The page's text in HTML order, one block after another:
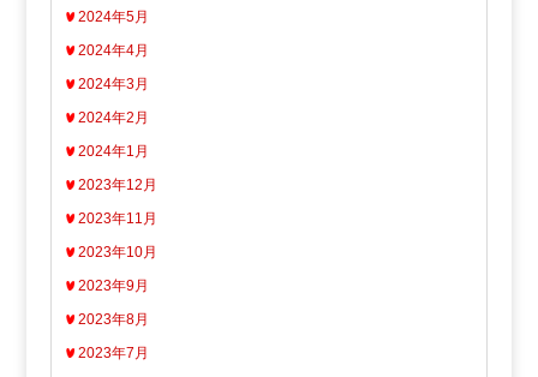
2024年5月
2024年4月
2024年3月
2024年2月
2024年1月
2023年12月
2023年11月
2023年10月
2023年9月
2023年8月
2023年7月